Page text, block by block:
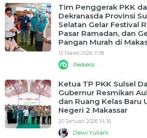
Tim Penggerak PKK
Dekranasda Provinsi
Selatan Gelar Festival
Pasar Ramadan, dan
Pangan Murah di
12 Maret 2026 11:18
Redaksi
Ketua TP PKK Sulsel
Gubernur Resmikan
dan Ruang Kelas Baru
Negeri 2 Makassar
20 Januari 2026 14:16
Dewi Yuliani